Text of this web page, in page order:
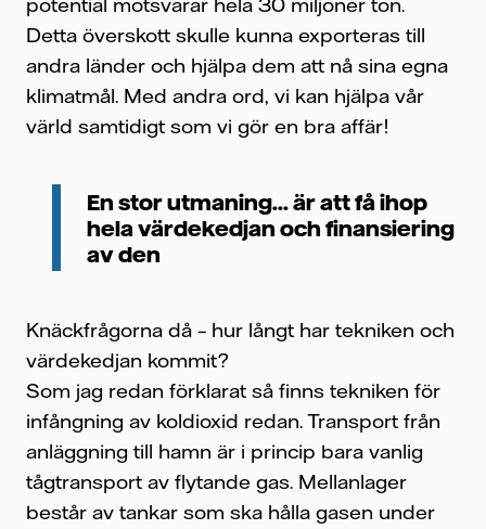
Detta överskott skulle kunna exporteras till
andra länder och hjälpa dem att nå sina egna
klimatmål. Med andra ord, vi kan hjälpa vår
värld samtidigt som vi gör en bra affär!
En stor utmaning... är att få ihop
hela värdekedjan och finansiering
av den
Knäckfrågorna då – hur långt har tekniken och
värdekedjan kommit?
Som jag redan förklarat så finns tekniken för
infångning av koldioxid redan. Transport från
anläggning till hamn är i princip bara vanlig
tågtransport av flytande gas. Mellanlager
består av tankar som ska hålla gasen under